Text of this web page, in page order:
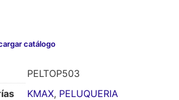
catálogo
PELTOP503
KMAX, PELUQUERIA